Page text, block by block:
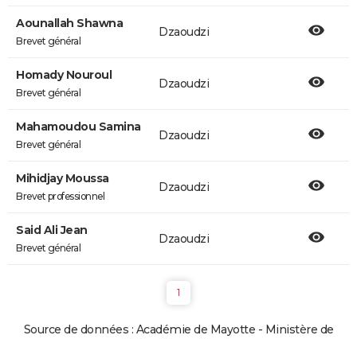
Aounallah Shawna
Brevet général
Dzaoudzi
Homady Nouroul
Brevet général
Dzaoudzi
Mahamoudou Samina
Brevet général
Dzaoudzi
Mihidjay Moussa
Brevet professionnel
Dzaoudzi
Said Ali Jean
Brevet général
Dzaoudzi
1
Source de données : Académie de Mayotte - Ministère de